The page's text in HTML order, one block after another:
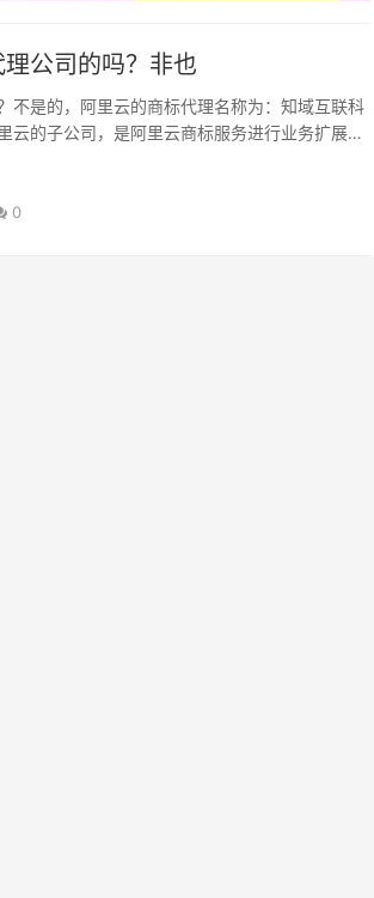
公司的吗？非也
不是的，阿里云的商标代理名称为：知域互联科
云的子公司，是阿里云商标服务进行业务扩展产
0